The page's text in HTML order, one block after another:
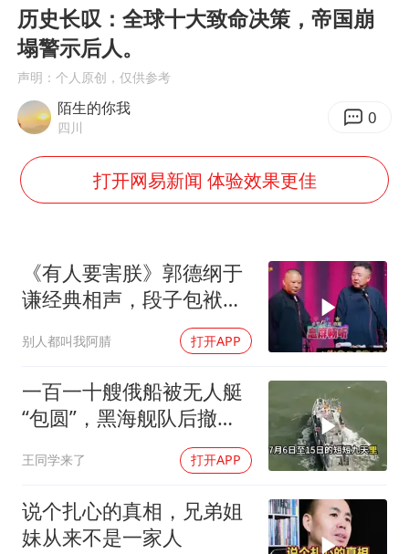
U17国足点球大战淘汰河床晋级决赛
胡彦斌韩磊 谁帮谁
胡彦斌获《歌手2026》歌王
秋天的第一杯奶茶到底有多火
38岁演员求职万岁山NPC成功
胜宏科技：股票交易异常波动
夯实基础开新局
历史长叹：全球十大致命决策，帝国崩
塌警示后人。
声明：个人原创，仅供参考
陌生的你我
四川 0
打开网易新闻 体验效果更佳
《有人要害朕》郭德纲于
谦经典相声，段子包袱满
别人都叫我阿腈 打开APP
一百一十艘俄船被无人艇
“包圆”，黑海舰队后撤数
百里，制海权彻底易手
王同学来了 打开APP
说个扎心的真相，兄弟姐
妹从来不是一家人